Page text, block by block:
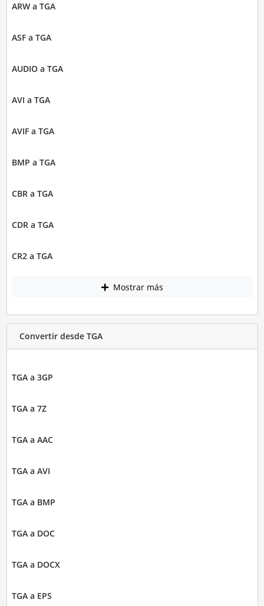
ARW a TGA
ASF a TGA
AUDIO a TGA
AVI a TGA
AVIF a TGA
BMP a TGA
CBR a TGA
CDR a TGA
CR2 a TGA
Mostrar más
Convertir desde TGA
TGA a 3GP
TGA a 7Z
TGA a AAC
TGA a AVI
TGA a BMP
TGA a DOC
TGA a DOCX
TGA a EPS